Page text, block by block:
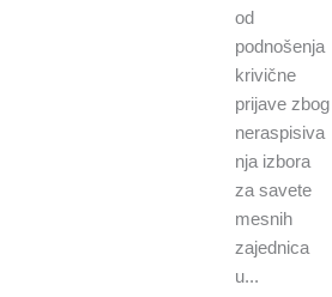
od
podnošenja
krivične
prijave zbog
neraspisiva
nja izbora
za savete
mesnih
zajednica
u...